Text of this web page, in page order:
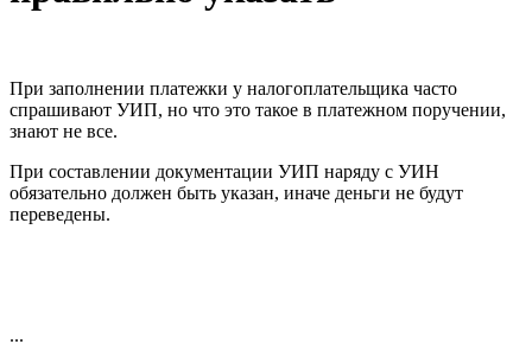
При заполнении платежки у налогоплательщика часто
спрашивают УИП, но что это такое в платежном поручении,
знают не все.
При составлении документации УИП наряду с УИН
обязательно должен быть указан, иначе деньги не будут
переведены.
...